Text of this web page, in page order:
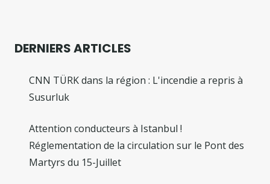
DERNIERS ARTICLES
CNN TÜRK dans la région : L'incendie a repris à
Susurluk
Attention conducteurs à Istanbul !
Réglementation de la circulation sur le Pont des
Martyrs du 15-Juillet